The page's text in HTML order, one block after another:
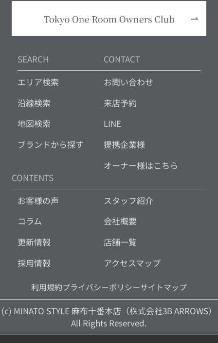
SEARCH
エリア検索
沿線検索
地図検索
ブランドから探す
CONTACT
お問い合わせ
来店予約
LINE
提携企業様
オーナー様はこちら
CONTENTS
お客様の声
コラム
更新情報
採用情報
スタッフ紹介
会社概要
店舗一覧
アクセスマップ
利用規約プライバシーポリシーサイトマップ
(c) MINATO STYLE 麻布十番本店（株式会社3B ARROWS）
All Rights Reserved.